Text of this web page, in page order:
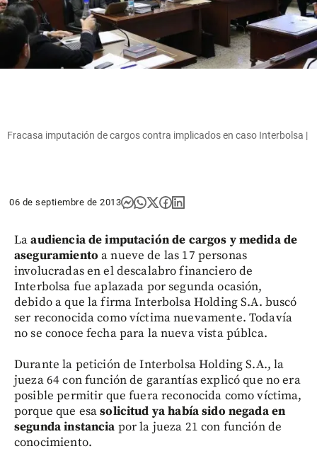
Fracasa imputación de cargos contra implicados en caso Interbolsa |
06 de septiembre de 2013
Laaudiencia de imputación de cargos y medida de
aseguramiento a nueve de las 17 personas
involucradas en el descalabro financiero de
Interbolsa fue aplazada por segunda ocasión,
debido a que la firma Interbolsa Holding S.A. buscó
ser reconocida como víctima nuevamente. Todavía
no se conoce fecha para la nueva vista públca.
Durante la petición de Interbolsa Holding S.A., la
jueza 64 con función de garantías explicó que no era
posible permitir que fuera reconocida como víctima,
porque que esasolicitud ya había sido negada en
segunda instancia por la jueza 21 con función de
conocimiento.